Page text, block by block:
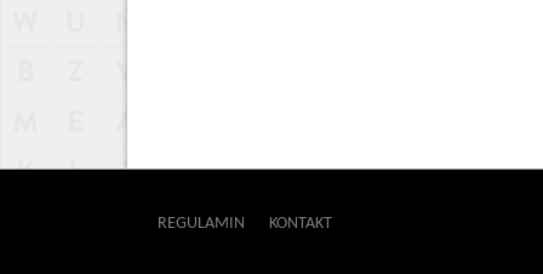
REGULAMIN KONTAKT